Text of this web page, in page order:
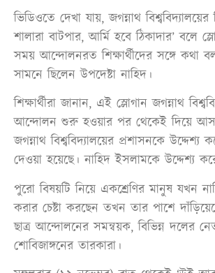
ভিডিওতে দেখা যায়, জগন্নাথ বিশ্ববিদ্যালয়ের
শালারা বাটপার, আর্মি হবে ঠিকাদার’ বলে
সময় আন্দোলনরত শিক্ষার্থীদের সঙ্গে কথা
সামনে ছিলেন উপদেষ্টা নাহিদ।
শিক্ষার্থীরা জানান, এই স্লোগান জগন্নাথ
আন্দোলন শুরু হওয়ার পর থেকেই দিয়ে
জগন্নাথ বিশ্ববিদ্যালয়ের প্রশাসনকে উদ্দেশ্য
দেওয়া হয়েছে। নাহিদ ইসলামকে উদ্দেশ্য
পুরো বিষয়টি নিয়ে একশ্রেণির মানুষ যখন
করার চেষ্টা করছেন তখন তার পাশে
ছাত্র আন্দোলনের সমন্বয়ক, বিভিন্ন দলের
শোবিজাঙ্গনের তারকারা।